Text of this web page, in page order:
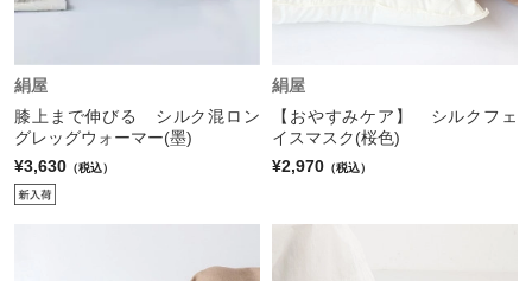
絹屋
膝上まで伸びる シルク混ロン
グレッグウォーマー(墨)
¥3,630 （税込）
絹屋
【おやすみケア】 シルクフェ
イスマスク(桜色)
¥2,970 （税込）